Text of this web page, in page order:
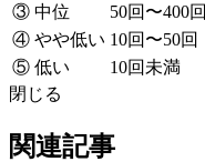
③ 中位
50回〜400回
④ やや低い 10回〜50回
⑤ 低い
10回未満
閉じる
関連記事